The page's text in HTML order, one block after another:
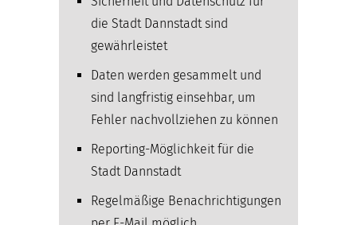
die Stadt Dannstadt sind
gewährleistet
Daten werden gesammelt und
sind langfristig einsehbar, um
Fehler nachvollziehen zu können
Reporting-Möglichkeit für die
Stadt Dannstadt
Regelmäßige Benachrichtigungen